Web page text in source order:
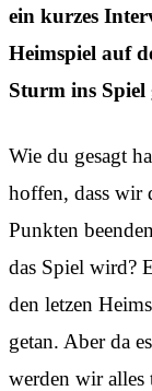
ein kurzes
Heimspiel auf
Sturm ins Spiel
Wie du gesagt
hoffen, dass wir
Punkten
das Spiel wird?
den letzen
getan. Aber da
werden wir